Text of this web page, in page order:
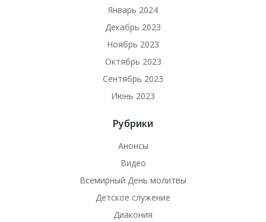
Январь 2024
Декабрь 2023
Ноябрь 2023
Октябрь 2023
Сентябрь 2023
Июнь 2023
Рубрики
Анонсы
Видео
Всемирный День молитвы
Детское служение
Диакония